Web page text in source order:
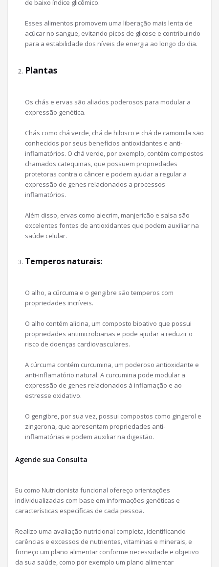
de baixo índice glicêmico.
Esses alimentos promovem uma liberação mais lenta de
açúcar no sangue, evitando picos de glicose e contribuindo
para a estabilidade dos níveis de energia ao longo do dia.
Plantas
Os chás e ervas são aliados poderosos para modular a
expressão genética.
Chás como chá verde, chá de hibisco e chá de camomila são
conhecidos por seus benefícios antioxidantes e anti-
inflamatórios. O chá verde, por exemplo, contém compostos
chamados catequinas, que possuem propriedades
protetoras contra o câncer e podem ajudar a regular a
expressão de genes relacionados a processos
inflamatórios.
Além disso, ervas como alecrim, manjericão e salsa são
excelentes fontes de antioxidantes que podem auxiliar na
saúde celular.
Temperos naturais:
O alho, a cúrcuma e o gengibre são temperos com
propriedades incríveis.
O alho contém alicina, um composto bioativo que possui
propriedades antimicrobianas e pode ajudar a reduzir o
risco de doenças cardiovasculares.
A cúrcuma contém curcumina, um poderoso antioxidante e
anti-inflamatório natural. A curcumina pode modular a
expressão de genes relacionados à inflamação e ao
estresse oxidativo.
O gengibre, por sua vez, possui compostos como gingerol e
zingerona, que apresentam propriedades anti-
inflamatórias e podem auxiliar na digestão.
Agende sua Consulta
Eu como Nutricionista funcional ofereço orientações
individualizadas com base em informações genéticas e
características específicas de cada pessoa.
Realizo uma avaliação nutricional completa, identificando
carências e excessos de nutrientes, vitaminas e minerais, e
forneço um plano alimentar conforme necessidade e objetivo
da sua saúde, como por exemplo um plano alimentar